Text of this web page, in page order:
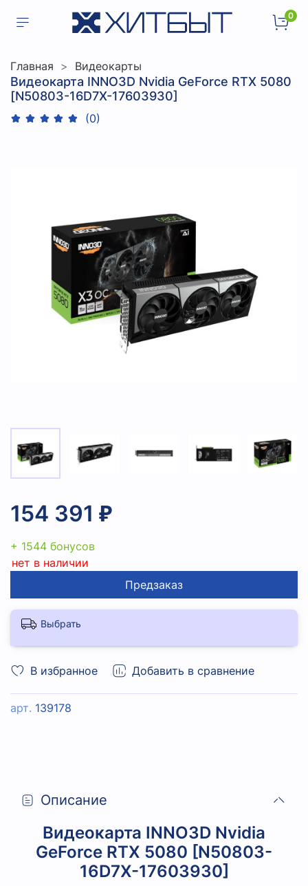
0
Главная Видеокарты
Видеокарта INNO3D Nvidia GeForce RTX 5080
[N50803-16D7X-17603930]
(0)
В избранное Добавить в сравнение
арт. 139178
154 391 ₽
+ 1544 бонусов
нет в наличии
Предзаказ
Выбрать
Описание
Видеокарта INNO3D Nvidia
GeForce RTX 5080 [N50803-
16D7X-17603930]